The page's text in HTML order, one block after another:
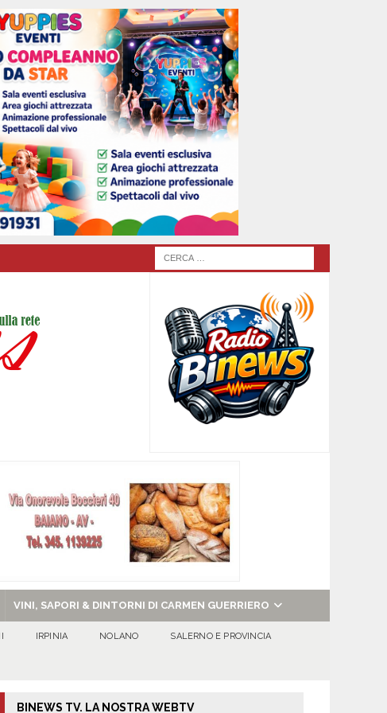
VINI, SAPORI & DINTORNI DI CARMEN GUERRIERO
IRPINIA NOLANO SALERNO E PROVINCIA
BINEWS TV. LA NOSTRA WEBTV